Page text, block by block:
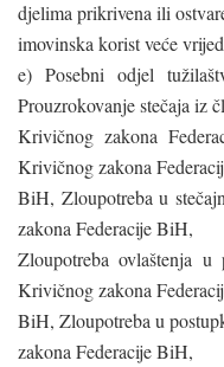
djelima prikrivena ili
imovinska korist veće
e) Posebni odjel
Prouzrokovanje stečaja iz
Krivičnog zakona
Krivičnog zakona
BiH, Zloupotreba u
zakona Federacije BiH,
Zloupotreba ovlaštenja
Krivičnog zakona
BiH, Zloupotreba u
zakona Federacije BiH,